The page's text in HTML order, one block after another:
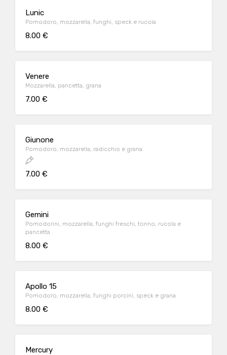
Lunic
Pomodoro, mozzarella, funghi, speck e rucola
8.00 €
Venere
Mozzarella, pancetta, grana
7.00 €
Giunone
Pomodoro, mozzarella, radicchio e grana
7.00 €
Gemini
Pomodorini, mozzarella, funghi freschi, tonno, rucola e
pancetta
8.00 €
Apollo 15
Pomodoro, mozzarella, funghi porcini, speck e grana
8.00 €
Mercury